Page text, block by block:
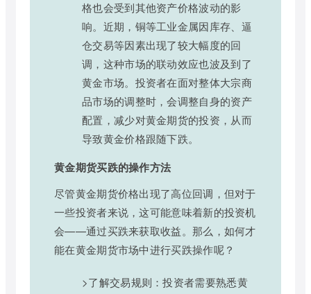
格也会受到其他资产价格波动的影
响。近期，铜等工业金属因库存、逼
仓交易等因素出现了较大幅度的回
调，这种市场的联动效应也波及到了
黄金市场。投资者在面对整体大宗商
品市场的调整时，会调整自身的资产
配置，减少对黄金期货的投资，从而
导致黄金价格跟随下跌。
黄金期货买跌的操作方法
尽管黄金期货价格出现了高位回调，但对于
一些投资者来说，这可能意味着新的投资机
会——通过买跌来获取收益。那么，如何才
能在黄金期货市场中进行买跌操作呢？
>了解交易规则：投资者需要熟悉黄